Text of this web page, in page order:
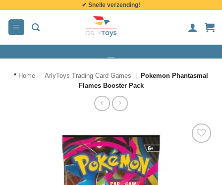
inhoud
✔ Snelle verzending!
* Home ArlyToys Trading Card Games
Pokemon Phantasmal
Flames Booster Pack